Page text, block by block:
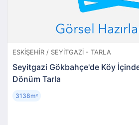
ESKIŞEHIR / SEYITGAZI - TARLA
Seyitgazi Gökbahçe'de Köy
Dönüm Tarla
3138m²